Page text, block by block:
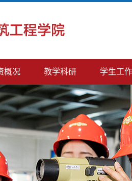
概况 教学科研 学生工作